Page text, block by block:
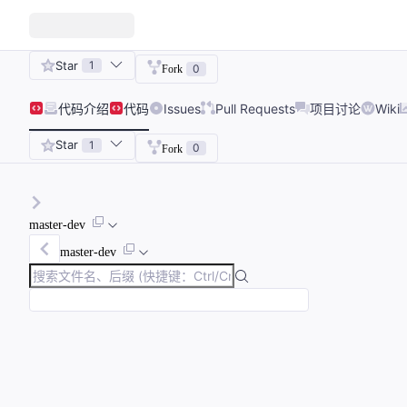
Star 1 Fork 0
代码介绍 代码 Issues Pull Requests 项目讨论 Wiki
Star 1 Fork 0
master-dev
master-dev